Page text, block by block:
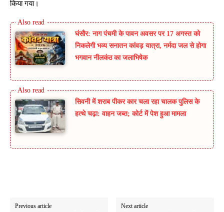
किया गया।
घंसौर: नाग पंचमी के पावन अवसर पर 17 अगस्त को
निकलेगी भव्य सनातन कांवड़ यात्रा, नर्मदा जल से होगा
भगवान नीलकंठ का जलाभिषेक
सिवनी में शराब पीकर कार चला रहा चालक पुलिस के
हत्थे चढ़ा: वाहन जब्त; कोर्ट में पेश हुआ मामला
Previous article Next article